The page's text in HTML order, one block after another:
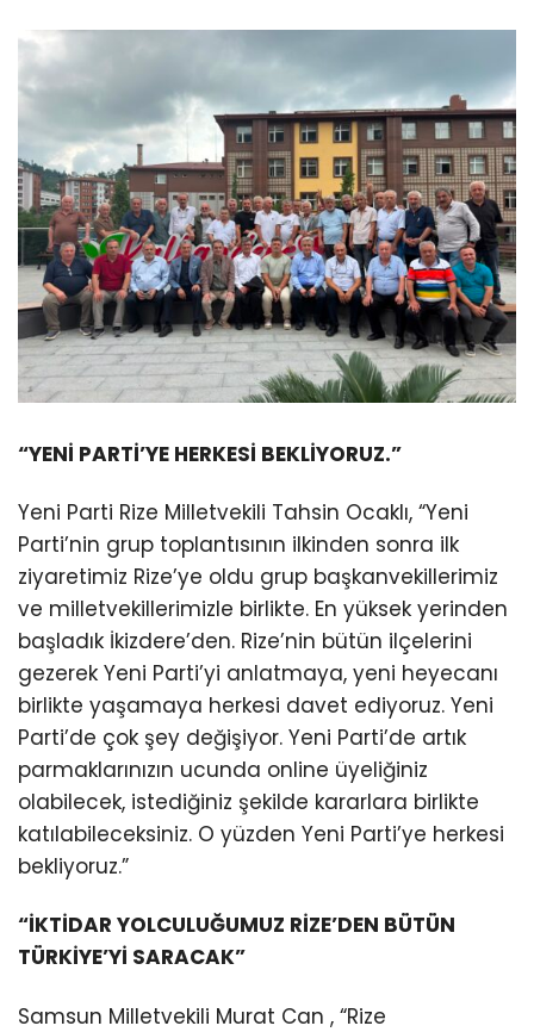
“YENİ PARTİ’YE HERKESİ BEKLİYORUZ.”
Yeni Parti Rize Milletvekili Tahsin Ocaklı, “Yeni
Parti’nin grup toplantısının ilkinden sonra ilk
ziyaretimiz Rize’ye oldu grup başkanvekillerimiz
ve milletvekillerimizle birlikte. En yüksek yerinden
başladık İkizdere’den. Rize’nin bütün ilçelerini
gezerek Yeni Parti’yi anlatmaya, yeni heyecanı
birlikte yaşamaya herkesi davet ediyoruz. Yeni
Parti’de çok şey değişiyor. Yeni Parti’de artık
parmaklarınızın ucunda online üyeliğiniz
olabilecek, istediğiniz şekilde kararlara birlikte
katılabileceksiniz. O yüzden Yeni Parti’ye herkesi
bekliyoruz.”
“İKTİDAR YOLCULUĞUMUZ RİZE’DEN BÜTÜN
TÜRKİYE’Yİ SARACAK”
Samsun Milletvekili Murat Can , “Rize